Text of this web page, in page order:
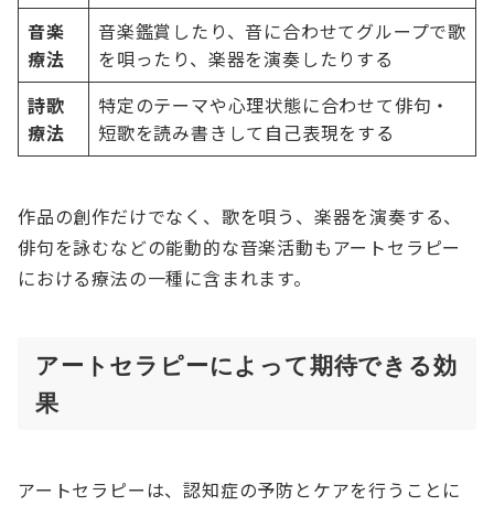
音楽
療法
音楽鑑賞したり、音に合わせてグループで歌
を唄ったり、楽器を演奏したりする
詩歌
療法
特定のテーマや心理状態に合わせて俳句・
短歌を読み書きして自己表現をする
作品の創作だけでなく、歌を唄う、楽器を演奏する、
俳句を詠むなどの能動的な音楽活動もアートセラピー
における療法の一種に含まれます。
アートセラピーによって期待できる効
果
アートセラピーは、認知症の予防とケアを行うことに